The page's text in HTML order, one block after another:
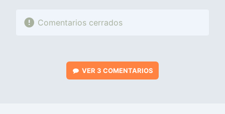
Comentarios cerrados
VER 3 COMENTARIOS